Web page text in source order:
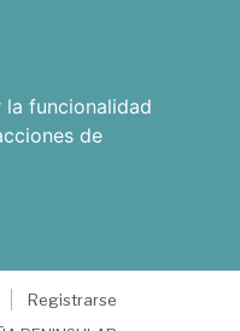
la funcionalidad
de
Registrarse